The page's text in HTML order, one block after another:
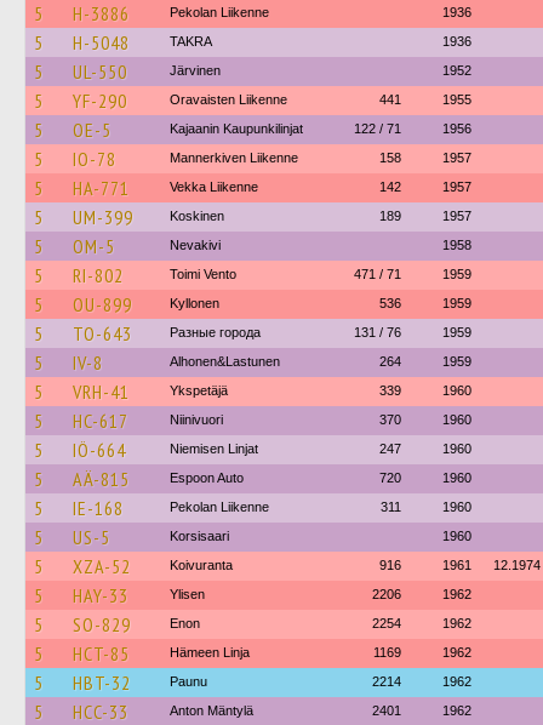
5 H-3886 Pekolan Liikenne 1936
5 H-5048 TAKRA 1936
5 UL-550 Järvinen 1952
5 YF-290 Oravaisten Liikenne 441 1955
5 OE-5 Kajaanin Kaupunkilinjat 122 / 71 1956
5 IO-78 Mannerkiven Liikenne 158 1957
5 HA-771 Vekka Liikenne 142 1957
5 UM-399 Koskinen 189 1957
5 OM-5 Nevakivi 1958
5 RI-802 Toimi Vento 471 / 71 1959
5 OU-899 Kyllonen 536 1959
5 TO-643 Разные города 131 / 76 1959
5 IV-8 Alhonen&Lastunen 264 1959
5 VRH-41 Ykspetäjä 339 1960
5 HC-617 Niinivuori 370 1960
5 IÖ-664 Niemisen Linjat 247 1960
5 AÄ-815 Espoon Auto 720 1960
5 IE-168 Pekolan Liikenne 311 1960
5 US-5 Korsisaari 1960
5 XZA-52 Koivuranta 916 1961 12.1974
5 HAY-33 Ylisen 2206 1962
5 SO-829 Enon 2254 1962
5 HCT-85 Hämeen Linja 1169 1962
5 HBT-32 Paunu 2214 1962
5 HCC-33 Anton Mäntylä 2401 1962